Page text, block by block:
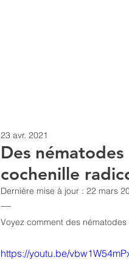
Des
cochenille
23 avr. 2021
Dernière mise à jour : 22 mars
—
Voyez comment des
https://youtu.be/